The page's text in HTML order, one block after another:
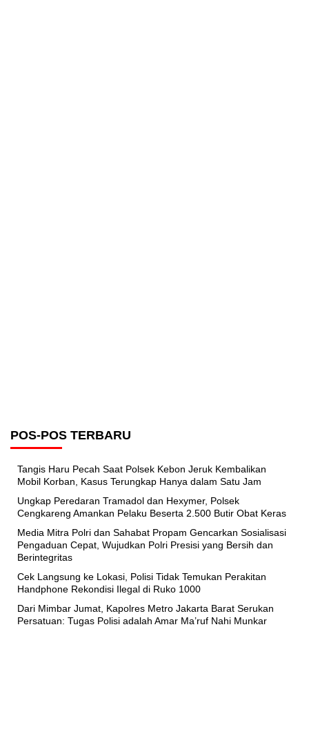
POS-POS TERBARU
Tangis Haru Pecah Saat Polsek Kebon Jeruk Kembalikan
Mobil Korban, Kasus Terungkap Hanya dalam Satu Jam
Ungkap Peredaran Tramadol dan Hexymer, Polsek
Cengkareng Amankan Pelaku Beserta 2.500 Butir Obat Keras
Media Mitra Polri dan Sahabat Propam Gencarkan Sosialisasi
Pengaduan Cepat, Wujudkan Polri Presisi yang Bersih dan
Berintegritas
Cek Langsung ke Lokasi, Polisi Tidak Temukan Perakitan
Handphone Rekondisi Ilegal di Ruko 1000
Dari Mimbar Jumat, Kapolres Metro Jakarta Barat Serukan
Persatuan: Tugas Polisi adalah Amar Ma’ruf Nahi Munkar